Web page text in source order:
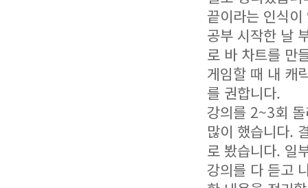
끝이라는 인식
공부 시작한 날
로 바 차트를 만
게임할 때 내 캐
를 권합니다.
강의를 2~3회
많이 했습니다.
로 봤습니다. 일
강의를 다 듣고